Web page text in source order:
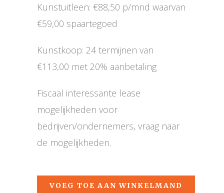
Kunstuitleen: €88,50 p/mnd waarvan
€59,00 spaartegoed
Kunstkoop: 24 termijnen van
€113,00 met 20% aanbetaling
Fiscaal interessante lease
mogelijkheden voor
bedrijven/ondernemers, vraag naar
de mogelijkheden.
VOEG TOE AAN WINKELMAND